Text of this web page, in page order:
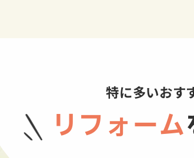
特に多いおす
リフォーム